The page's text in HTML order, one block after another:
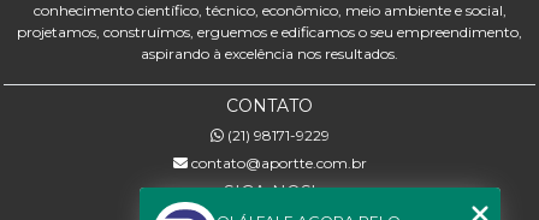
conhecimento científico, técnico, econômico, meio ambiente e social,
projetamos, construímos, erguemos e edificamos o seu empreendimento,
aspirando à excelência nos resultados.
CONTATO
(21) 98171-9229
contato@aportte.com.br
SIGA-NOS!